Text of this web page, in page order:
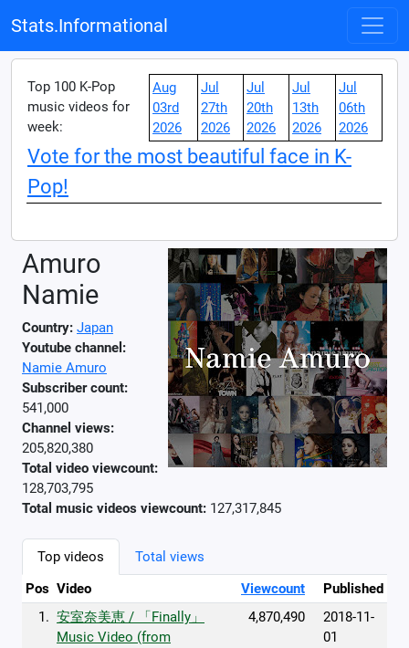
Stats.Informational
Top 100 K-Pop
music videos for
week:
Aug
03rd
2026
Jul
27th
2026
Jul
20th
2026
Jul
13th
2026
Jul
06th
2026
Vote for the most beautiful face in K-
Pop!
Amuro
Namie
Country: Japan
Youtube channel:
Namie Amuro
Subscriber count:
541,000
Channel views:
205,820,380
Total video viewcount:
128,703,795
Total music videos viewcount: 127,317,845
Top videos
Total views
Pos Video Viewcount
Published
1. 安室奈美恵 / 「Finally」
Music Video (from
4,870,490
2018-11-
01